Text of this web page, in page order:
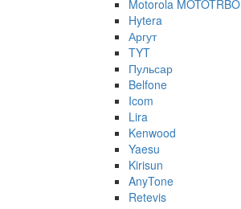
Motorola MOTOTRBO
Hytera
Аргут
TYT
Пульсар
Belfone
Icom
Lira
Kenwood
Yaesu
Kirisun
AnyTone
Retevis